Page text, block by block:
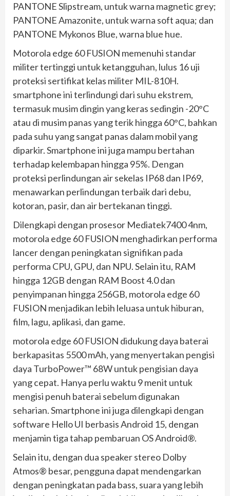
PANTONE Slipstream, untuk warna magnetic grey;
PANTONE Amazonite, untuk warna soft aqua; dan
PANTONE Mykonos Blue, warna blue hue.
Motorola edge 60 FUSION memenuhi standar
militer tertinggi untuk ketangguhan, lulus 16 uji
proteksi sertifikat kelas militer MIL-810H.
smartphone ini terlindungi dari suhu ekstrem,
termasuk musim dingin yang keras sedingin -20°C
atau di musim panas yang terik hingga 60°C, bahkan
pada suhu yang sangat panas dalam mobil yang
diparkir. Smartphone ini juga mampu bertahan
terhadap kelembapan hingga 95%. Dengan
proteksi perlindungan air sekelas IP68 dan IP69,
menawarkan perlindungan terbaik dari debu,
kotoran, pasir, dan air bertekanan tinggi.
Dilengkapi dengan prosesor Mediatek7400 4nm,
motorola edge 60 FUSION menghadirkan performa
lancer dengan peningkatan signifikan pada
performa CPU, GPU, dan NPU. Selain itu, RAM
hingga 12GB dengan RAM Boost 4.0 dan
penyimpanan hingga 256GB, motorola edge 60
FUSION menjadikan lebih leluasa untuk hiburan,
film, lagu, aplikasi, dan game.
motorola edge 60 FUSION didukung daya baterai
berkapasitas 5500 mAh, yang menyertakan pengisi
daya TurboPower™ 68W untuk pengisian daya
yang cepat. Hanya perlu waktu 9 menit untuk
mengisi penuh baterai sebelum digunakan
seharian. Smartphone ini juga dilengkapi dengan
software Hello UI berbasis Android 15, dengan
menjamin tiga tahap pembaruan OS Android®.
Selain itu, dengan dua speaker stereo Dolby
Atmos® besar, pengguna dapat mendengarkan
dengan peningkatan pada bass, suara yang lebih